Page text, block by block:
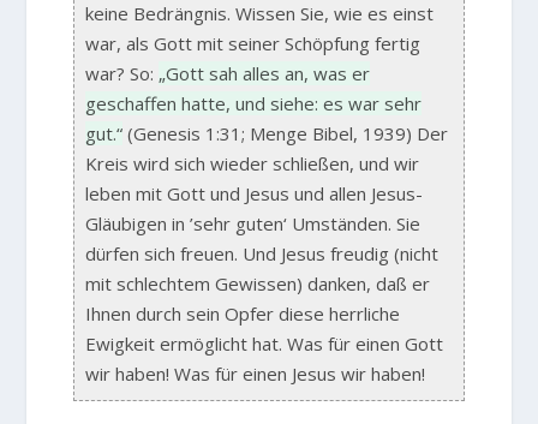
keine Bedrängnis. Wissen Sie, wie es einst
war, als Gott mit seiner Schöpfung fertig
war? So: „Gott sah alles an, was er
geschaffen hatte, und siehe: es war sehr
gut.“ (Genesis 1:31; Menge Bibel, 1939) Der
Kreis wird sich wieder schließen, und wir
leben mit Gott und Jesus und allen Jesus-
Gläubigen in ’sehr guten‘ Umständen. Sie
dürfen sich freuen. Und Jesus freudig (nicht
mit schlechtem Gewissen) danken, daß er
Ihnen durch sein Opfer diese herrliche
Ewigkeit ermöglicht hat. Was für einen Gott
wir haben! Was für einen Jesus wir haben!